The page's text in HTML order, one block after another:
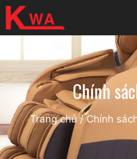
Chính
Trang chủ /Chính